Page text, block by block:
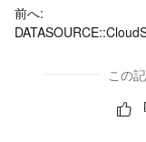
前へ:
この